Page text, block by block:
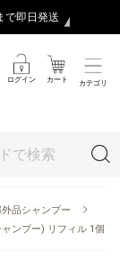
で即日発送
ログイン カート カテゴリ
外品シャンプー
ンプー) リフィル 1個